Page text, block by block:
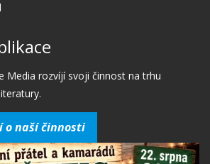
Media rozvíjí svoji činnost na trhu
o naší činnosti